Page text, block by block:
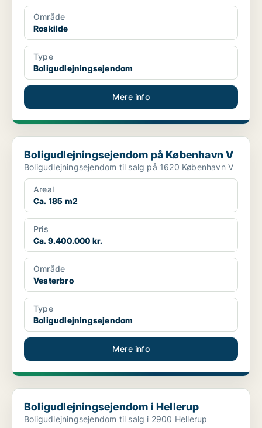
Område
Roskilde
Type
Boligudlejningsejendom
Mere info
Boligudlejningsejendom på København V
Boligudlejningsejendom på København V
Boligudlejningsejendom til salg på 1620 København V
Areal
Ca. 185 m2
Pris
Ca. 9.400.000 kr.
Område
Vesterbro
Type
Boligudlejningsejendom
Mere info
Boligudlejningsejendom i Hellerup
Boligudlejningsejendom i Hellerup
Boligudlejningsejendom til salg i 2900 Hellerup